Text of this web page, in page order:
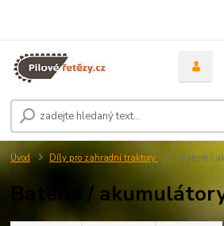
Úvod Díly pro zahradní traktory Baterie /
Baterie /